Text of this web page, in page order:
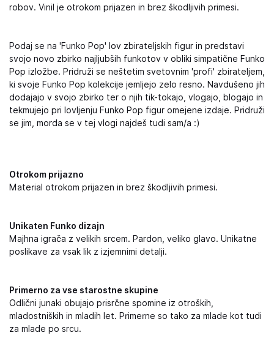
robov. Vinil je otrokom prijazen in brez škodljivih primesi.
Podaj se na 'Funko Pop' lov zbirateljskih figur in predstavi
svojo novo zbirko najljubših funkotov v obliki simpatične Funko
Pop izložbe. Pridruži se neštetim svetovnim 'profi' zbirateljem,
ki svoje Funko Pop kolekcije jemljejo zelo resno. Navdušeno jih
dodajajo v svojo zbirko ter o njih tik-tokajo, vlogajo, blogajo in
tekmujejo pri lovljenju Funko Pop figur omejene izdaje. Pridruži
se jim, morda se v tej vlogi najdeš tudi sam/a :)
Otrokom prijazno
Material otrokom prijazen in brez škodljivih primesi.
Unikaten Funko dizajn
Majhna igrača z velikih srcem. Pardon, veliko glavo. Unikatne
poslikave za vsak lik z izjemnimi detalji.
Primerno za vse starostne skupine
Odlični junaki obujajo prisrčne spomine iz otroških,
mladostniških in mladih let. Primerne so tako za mlade kot tudi
za mlade po srcu.